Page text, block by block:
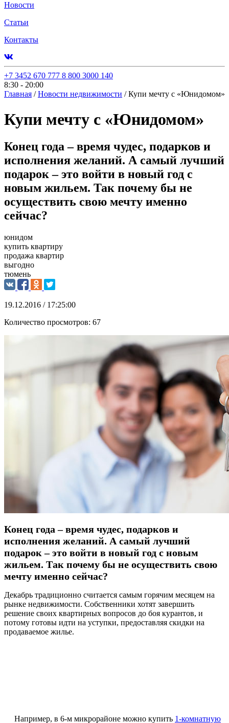
Новости
Статьи
Контакты
+7 3452 670 777 8 800 3000 140
8:30 - 20:00
Главная / Новости недвижимости / Купи мечту с «Юнидомом»
Купи мечту с «Юнидомом»
Конец года – время чудес, подарков и
исполнения желаний. А самый лучший
подарок – это войти в новый год с
новым жильем. Так почему бы не
осуществить свою мечту именно
сейчас?
юнидом
купить квартиру
продажа квартир
выгодно
тюмень
19.12.2016 / 17:25:00
Количество просмотров: 67
Конец года – время чудес, подарков и
исполнения желаний. А самый лучший
подарок – это войти в новый год с новым
жильем. Так почему бы не осуществить свою
мечту именно сейчас?
Декабрь традиционно считается самым горячим месяцем на
рынке недвижимости. Собственники хотят завершить
решение своих квартирных вопросов до боя курантов, и
потому готовы идти на уступки, предоставляя скидки на
продаваемое жилье.
Например, в 6-м микрорайоне можно купить 1-комнатную